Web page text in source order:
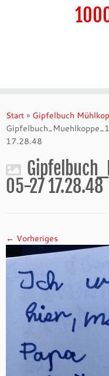
Inhalt
springen
Start » Gipfelbuch
17.28.48
05-27 17.28.48
← Vorheriges